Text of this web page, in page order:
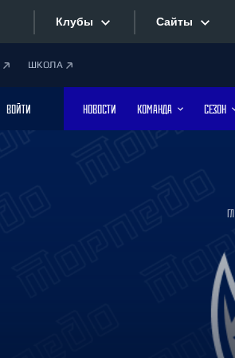
Клубы
Дивизион Боброва
Лада
Сайты
Фотобанк
ШКОЛА
ВОЙТИ НОВОСТИ КОМАНДА СЕЗОН